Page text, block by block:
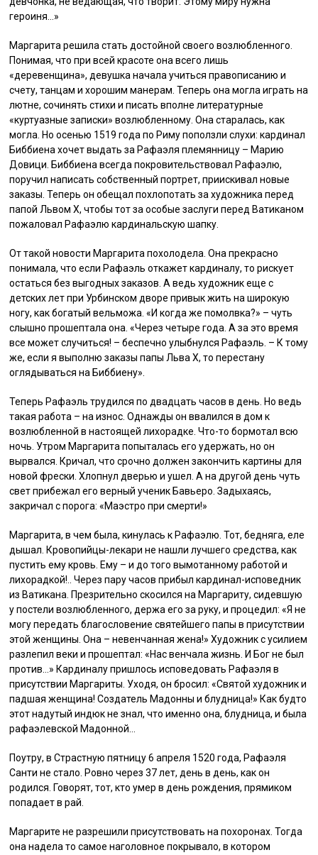
героиня…»
Маргарита решила стать достойной своего возлюбленного.
Понимая, что при всей красоте она всего лишь
«деревенщина», девушка начала учиться правописанию и
счету, танцам и хорошим манерам. Теперь она могла играть на
лютне, сочинять стихи и писать вполне литературные
«куртуазные записки» возлюбленному. Она старалась, как
могла. Но осенью 1519 года по Риму поползли слухи: кардинал
Биббиена хочет выдать за Рафаэля племянницу – Марию
Довици. Биббиена всегда покровительствовал Рафаэлю,
поручил написать собственный портрет, приискивал новые
заказы. Теперь он обещал похлопотать за художника перед
папой Львом X, чтобы тот за особые заслуги перед Ватиканом
пожаловал Рафаэлю кардинальскую шапку.
От такой новости Маргарита похолодела. Она прекрасно
понимала, что если Рафаэль откажет кардиналу, то рискует
остаться без выгодных заказов. А ведь художник еще с
детских лет при Урбинском дворе привык жить на широкую
ногу, как богатый вельможа. «И когда же помолвка?» – чуть
слышно прошептала она. «Через четыре года. А за это время
все может случиться! – беспечно улыбнулся Рафаэль. – К тому
же, если я выполню заказы папы Льва X, то перестану
оглядываться на Биббиену».
Теперь Рафаэль трудился по двадцать часов в день. Но ведь
такая работа – на износ. Однажды он ввалился в дом к
возлюбленной в настоящей лихорадке. Что-то бормотал всю
ночь. Утром Маргарита попыталась его удержать, но он
вырвался. Кричал, что срочно должен закончить картины для
новой фрески. Хлопнул дверью и ушел. А на другой день чуть
свет прибежал его верный ученик Бавьеро. Задыхаясь,
закричал с порога: «Маэстро при смерти!»
Маргарита, в чем была, кинулась к Рафаэлю. Тот, бедняга, еле
дышал. Кровопийцы-лекари не нашли лучшего средства, как
пустить ему кровь. Ему – и до того вымотанному работой и
лихорадкой!.. Через пару часов прибыл кардинал-исповедник
из Ватикана. Презрительно скосился на Маргариту, сидевшую
у постели возлюбленного, держа его за руку, и процедил: «Я не
могу передать благословение святейшего папы в присутствии
этой женщины. Она – невенчанная жена!» Художник с усилием
разлепил веки и прошептал: «Нас венчала жизнь. И Бог не был
против…» Кардиналу пришлось исповедовать Рафаэля в
присутствии Маргариты. Уходя, он бросил: «Святой художник и
падшая женщина! Создатель Мадонны и блудница!» Как будто
этот надутый индюк не знал, что именно она, блудница, и была
рафаэлевской Мадонной…
Поутру, в Страстную пятницу 6 апреля 1520 года, Рафаэля
Санти не стало. Ровно через 37 лет, день в день, как он
родился. Говорят, тот, кто умер в день рождения, прямиком
попадает в рай.
Маргарите не разрешили присутствовать на похоронах. Тогда
она надела то самое наголовное покрывало, в котором